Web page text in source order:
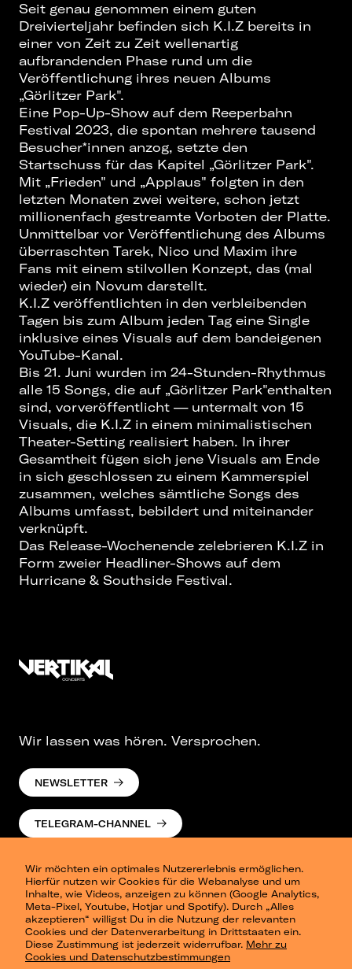
Seit genau genommen einem guten
Dreivierteljahr befinden sich K.I.Z bereits in
einer von Zeit zu Zeit wellenartig
aufbrandenden Phase rund um die
Veröffentlichung ihres neuen Albums
„Görlitzer Park".
Eine Pop-Up-Show auf dem Reeperbahn
Festival 2023, die spontan mehrere tausend
Besucher*innen anzog, setzte den
Startschuss für das Kapitel „Görlitzer Park".
Mit „Frieden" und „Applaus" folgten in den
letzten Monaten zwei weitere, schon jetzt
millionenfach gestreamte Vorboten der Platte.
Unmittelbar vor Veröffentlichung des Albums
überraschten Tarek, Nico und Maxim ihre
Fans mit einem stilvollen Konzept, das (mal
wieder) ein Novum darstellt.
K.I.Z veröffentlichten in den verbleibenden
Tagen bis zum Album jeden Tag eine Single
inklusive eines Visuals auf dem bandeigenen
YouTube-Kanal.
Bis 21. Juni wurden im 24-Stunden-Rhythmus
alle 15 Songs, die auf „Görlitzer Park"enthalten
sind, vorveröffentlicht — untermalt von 15
Visuals, die K.I.Z in einem minimalistischen
Theater-Setting realisiert haben. In ihrer
Gesamtheit fügen sich jene Visuals am Ende
in sich geschlossen zu einem Kammerspiel
zusammen, welches sämtliche Songs des
Albums umfasst, bebildert und miteinander
verknüpft.
Das Release-Wochenende zelebrieren K.I.Z in
Form zweier Headliner-Shows auf dem
Hurricane & Southside Festival.
Wir möchten ein optimales Nutzererlebnis ermöglichen.
Hierfür nutzen wir Cookies für die Webanalyse und um
Inhalte, wie Videos, anzeigen zu können (Google Analytics,
Meta-Pixel, Youtube, Hotjar und Spotify). Durch „Alles
akzeptieren“ willigst Du in die Nutzung der relevanten
Cookies und der Datenverarbeitung in Drittstaaten ein.
Diese Zustimmung ist jederzeit widerrufbar. Mehr zu
Cookies und Datenschutzbestimmungen
Wir lassen was hören. Versprochen.
NEWSLETTER
TELEGRAM-CHANNEL
Presse
Berlin
Dresden